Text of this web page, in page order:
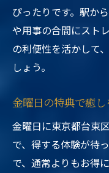
ぴったりです。駅か
や用事の合間にスト
の利便性を活かして
しょう。
金曜日の特典で癒
金曜日に東京都台東
で、得する体験が待
で、通常よりもお得